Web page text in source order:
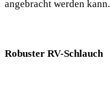
angebracht werden kann.
Robuster RV-Schlauch